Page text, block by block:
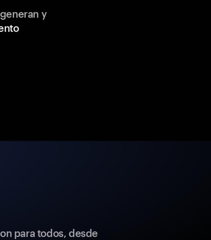
y
para todos, desde